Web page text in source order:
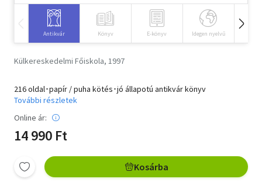
Antikvár Könyv E-könyv Idegen nyelvű
Külkereskedelmi Főiskola, 1997
216 oldal･papír / puha kötés･jó állapotú antikvár könyv
További részletek
Online ár:
14 990 Ft
Kosárba